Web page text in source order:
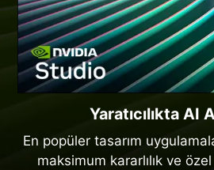
Yaratıcılıkta AI
En popüler tasarım
maksimum kararlılık ve